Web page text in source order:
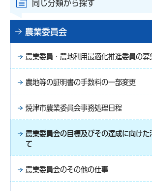
同じ分類から探す
農業委員会
農業委員・農地利用最適化推進委員の募
農地等の証明書の手数料の一部変更
焼津市農業委員会事務処理日程
農業委員会の目標及びその達成に向けた
て
農業委員会のその他の仕事